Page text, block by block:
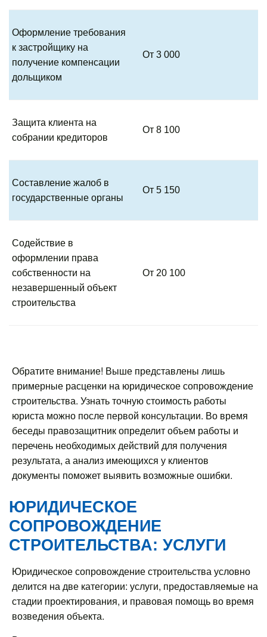
Оформление требования
к застройщику на
получение компенсации
дольщиком
От 3 000
Защита клиента на
собрании кредиторов
От 8 100
Составление жалоб в
государственные органы
От 5 150
Содействие в
оформлении права
собственности на
незавершенный объект
строительства
От 20 100
Обратите внимание! Выше представлены лишь
примерные расценки на юридическое сопровождение
строительства. Узнать точную стоимость работы
юриста можно после первой консультации. Во время
беседы правозащитник определит объем работы и
перечень необходимых действий для получения
результата, а анализ имеющихся у клиентов
документы поможет выявить возможные ошибки.
ЮРИДИЧЕСКОЕ
СОПРОВОЖДЕНИЕ
СТРОИТЕЛЬСТВА: УСЛУГИ
Юридическое сопровождение строительства условно
делится на две категории: услуги, предоставляемые на
стадии проектирования, и правовая помощь во время
возведения объекта.